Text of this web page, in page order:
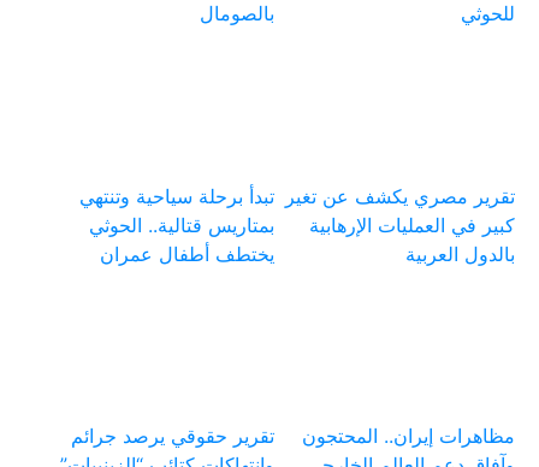
للحوثي
بالصومال
تقرير مصري يكشف عن تغير
كبير في العمليات الإرهابية
بالدول العربية
تبدأ برحلة سياحية وتنتهي
بمتاريس قتالية.. الحوثي
يختطف أطفال عمران
مظاهرات إيران.. المحتجون
تقرير حقوقي يرصد جرائم